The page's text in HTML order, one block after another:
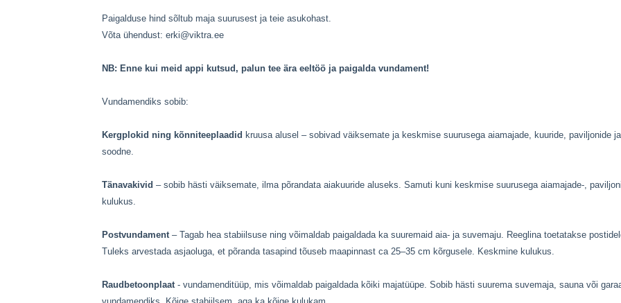
Paigalduse hind sõltub maja suurusest ja teie asukohast.
Võta ühendust: erki@viktra.ee
NB: Enne kui meid appi kutsud, palun tee ära eeltöö ja paigalda vundament!
Vundamendiks sobib:
Kergplokid ning kõnniteeplaadid kruusa alusel – sobivad väiksemate ja keskmise suurusega aiamajade, kuuride, paviljonide
soodne.
Tänavakivid – sobib hästi väiksemate, ilma põrandata aiakuuride aluseks. Samuti kuni keskmise suurusega aiamajade-,
kulukus.
Postvundament– Tagab hea stabiilsuse ning võimaldab paigaldada ka suuremaid aia- ja suvemaju. Reeglina toetatakse
Tuleks arvestada asjaoluga, et põranda tasapind tõuseb maapinnast ca 25–35 cm kõrgusele. Keskmine kulukus.
Raudbetoonplaat- vundamenditüüp, mis võimaldab paigaldada kõiki majatüüpe. Sobib hästi suurema suvemaja, sauna või